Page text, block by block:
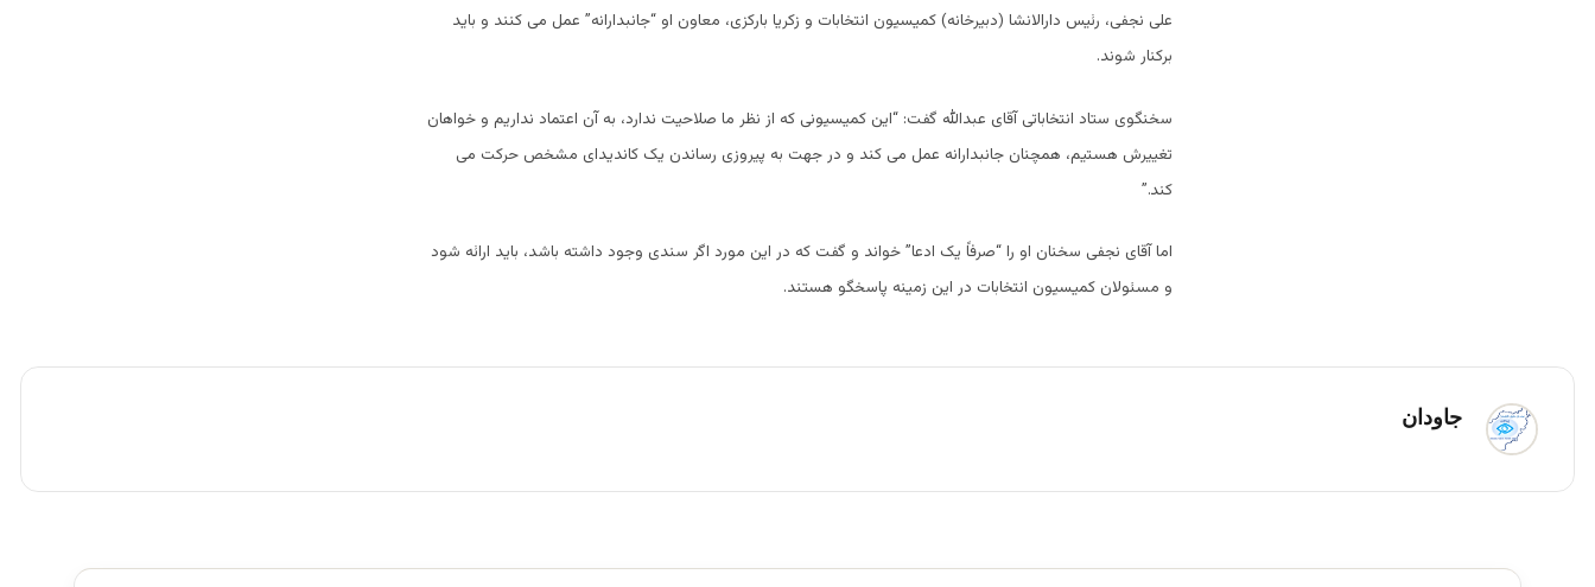
علی نجفی، رئیس دارالانشا (دبیرخانه) کمیسیون انتخابات و زکریا بارکزی، معاون او “جانبدارانه” عمل می کنند و باید
برکنار شوند.
سخنگوی ستاد انتخاباتی آقای عبدالله گفت: “این کمیسیونی که از نظر ما صلاحیت ندارد، به آن اعتماد نداریم و خواهان
تغییرش هستیم، همچنان جانبدارانه عمل می کند و در جهت به پیروزی رساندن یک کاندیدای مشخص حرکت می
کند.”
اما آقای نجفی سخنان او را “صرفاً یک ادعا” خواند و گفت که در این مورد اگر سندی وجود داشته باشد، باید ارائه شود
و مسئولان کمیسیون انتخابات در این زمینه پاسخگو هستند.
جاودان